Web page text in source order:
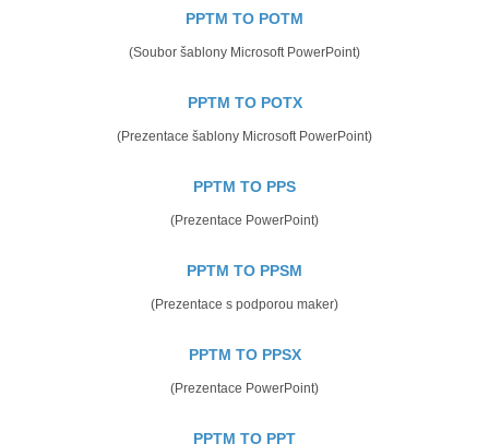
PPTM TO POTM
(Soubor šablony Microsoft PowerPoint)
PPTM TO POTX
(Prezentace šablony Microsoft PowerPoint)
PPTM TO PPS
(Prezentace PowerPoint)
PPTM TO PPSM
(Prezentace s podporou maker)
PPTM TO PPSX
(Prezentace PowerPoint)
PPTM TO PPT